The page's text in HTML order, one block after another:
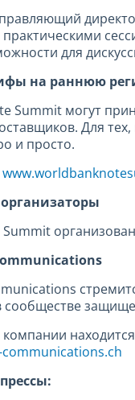
практическими
для
на раннюю
Summit могут
Для
и просто.